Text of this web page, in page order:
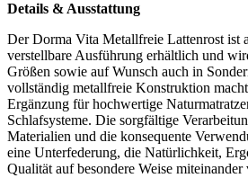
Details & Ausstattung
Der Dorma Vita Metallfreie Lattenrost ist
verstellbare Ausführung erhältlich und
Größen sowie auf Wunsch auch in
vollständig metallfreie Konstruktion
Ergänzung für hochwertige
Schlafsysteme. Die sorgfältige
Materialien und die konsequente
eine Unterfederung, die Natürlichkeit,
Qualität auf besondere Weise miteinander